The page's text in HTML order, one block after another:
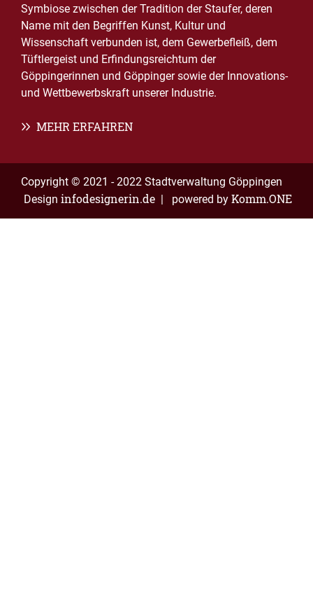
Symbiose zwischen der Tradition der Staufer, deren
Name mit den Begriffen Kunst, Kultur und
Wissenschaft verbunden ist, dem Gewerbefleiß, dem
Tüftlergeist und Erfindungsreichtum der
Göppingerinnen und Göppinger sowie der Innovations-
und Wettbewerbskraft unserer Industrie.
MEHR ERFAHREN
Copyright © 2021 - 2022 Stadtverwaltung Göppingen
Design infodesignerin.de | powered by Komm.ONE